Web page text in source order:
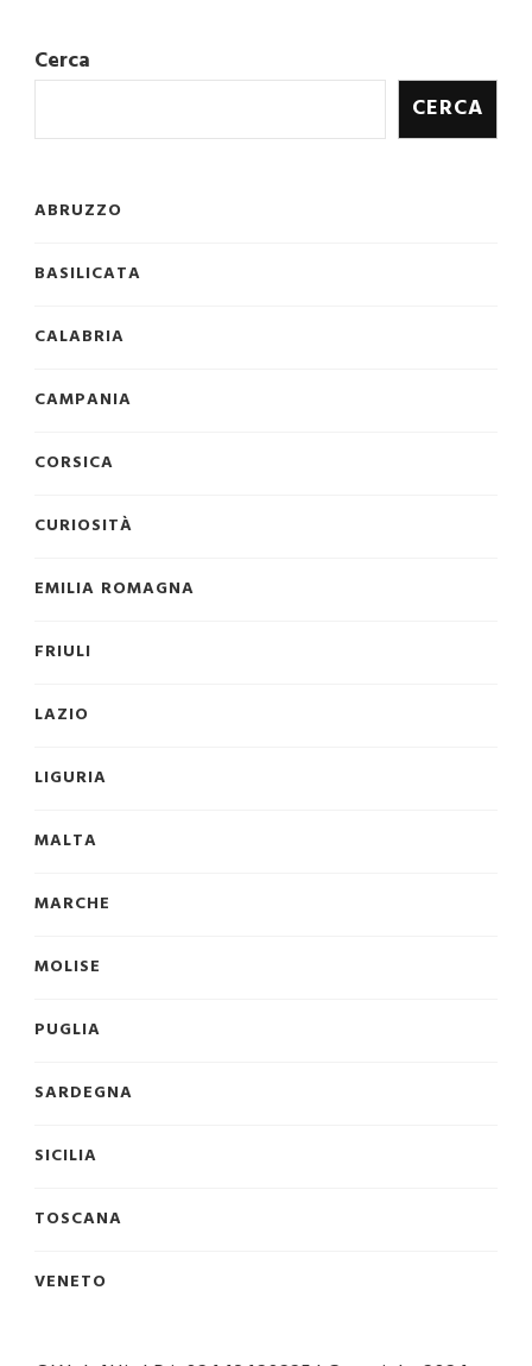
Cerca
CERCA
ABRUZZO
BASILICATA
CALABRIA
CAMPANIA
CORSICA
CURIOSITÀ
EMILIA ROMAGNA
FRIULI
LAZIO
LIGURIA
MALTA
MARCHE
MOLISE
PUGLIA
SARDEGNA
SICILIA
TOSCANA
VENETO